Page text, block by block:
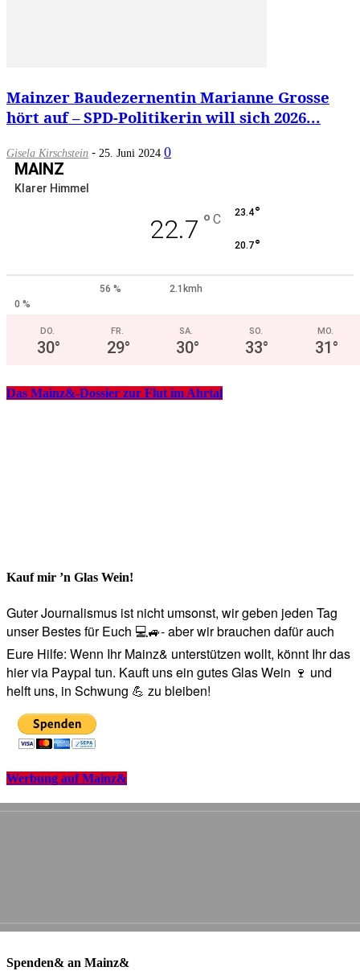
Mainzer Baudezernentin Marianne Grosse
hört auf – SPD-Politikerin will sich 2026...
Gisela Kirschstein - 25. Juni 2024 0
MAINZ
Klarer Himmel
22.7 ° C 23.4°
20.7°
56 %
2.1kmh
0 %
DO.
30°
FR.
29°
SA.
30°
SO.
33°
MO.
31°
Das Mainz&-Dossier zur Flut im Ahrtal
Kauf mir ’n Glas Wein!
Guter Journalismus ist nicht umsonst, wir geben jeden Tag
unser Bestes für Euch 💻🚙- aber wir brauchen dafür auch
Eure Hilfe: Wenn Ihr Mainz& unterstützen wollt, könnt Ihr das
hier via Paypal tun. Kauft uns ein gutes Glas Wein 🍷 und
helft uns, in Schwung 💪 zu bleiben!
Werbung auf Mainz&
Spenden& an Mainz&